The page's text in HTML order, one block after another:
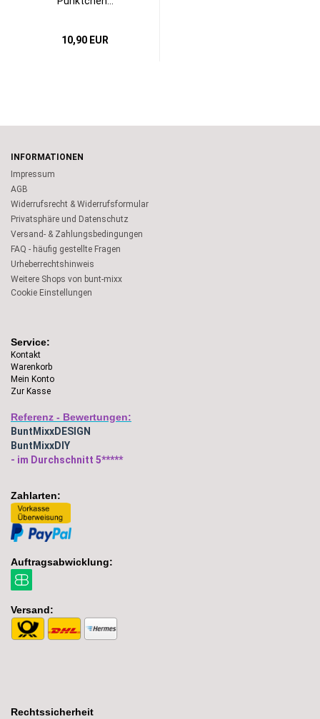
10,90 EUR
INFORMATIONEN
Impressum
AGB
Widerrufsrecht & Widerrufsformular
Privatsphäre und Datenschutz
Versand- & Zahlungsbedingungen
FAQ - häufig gestellte Fragen
Urheberrechtshinweis
Weitere Shops von bunt-mixx
Cookie Einstellungen
Service:
Kontakt
Warenkorb
Mein Konto
Zur Kasse
Referenz - Bewertungen:
BuntMixxDESIGN
BuntMixxDIY
- im Durchschnitt 5*****
Zahlarten:
Auftragsabwicklung:
Versand:
Rechtssicherheit